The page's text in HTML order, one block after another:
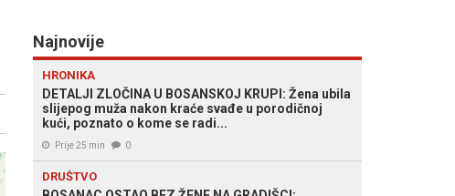
Najnovije
HRONIKA
DETALJI ZLOČINA U BOSANSKOJ KRUPI: Žena ubila
slijepog muža nakon kraće svađe u porodičnoj
kući, poznato o kome se radi...
Prije 25 min 0
DRUŠTVO